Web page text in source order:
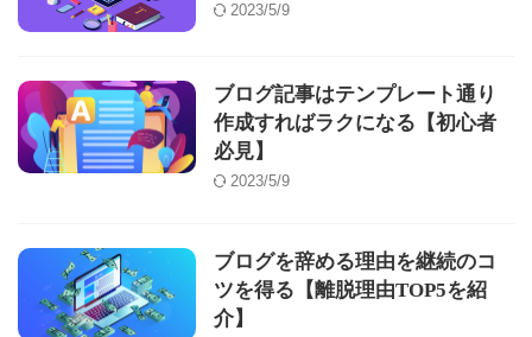
2023/5/9
ブログ記事はテンプレート通り
作成すればラクになる【初心者
必見】
2023/5/9
ブログを辞める理由を継続のコ
ツを得る【離脱理由TOP5を紹
介】